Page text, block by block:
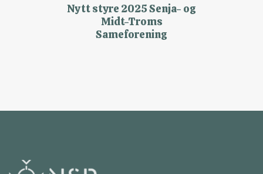
Nytt styre 2025 Senja- og
Midt-Troms
Sameforening